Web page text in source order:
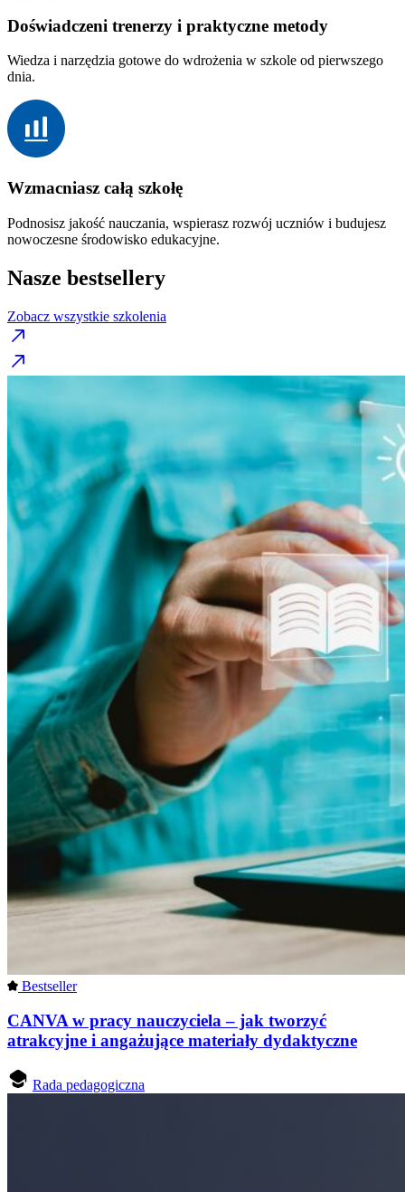
Doświadczeni trenerzy i praktyczne metody
Wiedza i narzędzia gotowe do wdrożenia w szkole od pierwszego
dnia.
Wzmacniasz całą szkołę
Podnosisz jakość nauczania, wspierasz rozwój uczniów i budujesz
nowoczesne środowisko edukacyjne.
Nasze bestsellery
Zobacz wszystkie szkolenia
Bestseller
CANVA w pracy nauczyciela – jak tworzyć
atrakcyjne i angażujące materiały dydaktyczne
Rada pedagogiczna